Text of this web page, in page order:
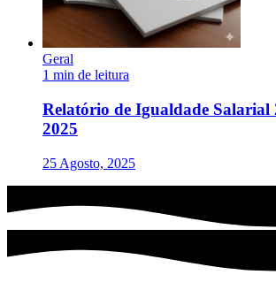
Geral
1 min de leitura
Relatório de Igualdade Salarial
2025
25 Agosto, 2025